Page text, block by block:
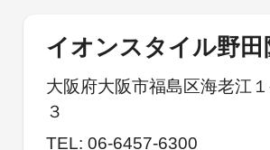
イオンスタイル野田
大阪府大阪市福島区海老江１
３
TEL: 06-6457-6300